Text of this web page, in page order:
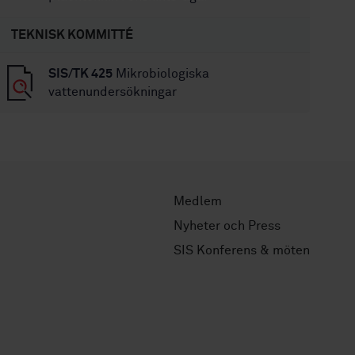
TEKNISK KOMMITTÉ
SIS/TK 425 Mikrobiologiska
vattenundersökningar
Medlem
Nyheter och Press
SIS Konferens & möten